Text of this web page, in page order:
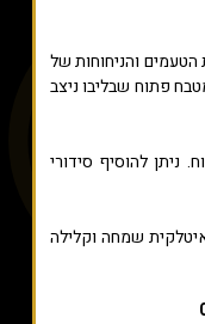
הטעמים והניחוחות של
פתוח שבליבו ניצב
ניתן להוסיף סידורי
שמחה וקלילה